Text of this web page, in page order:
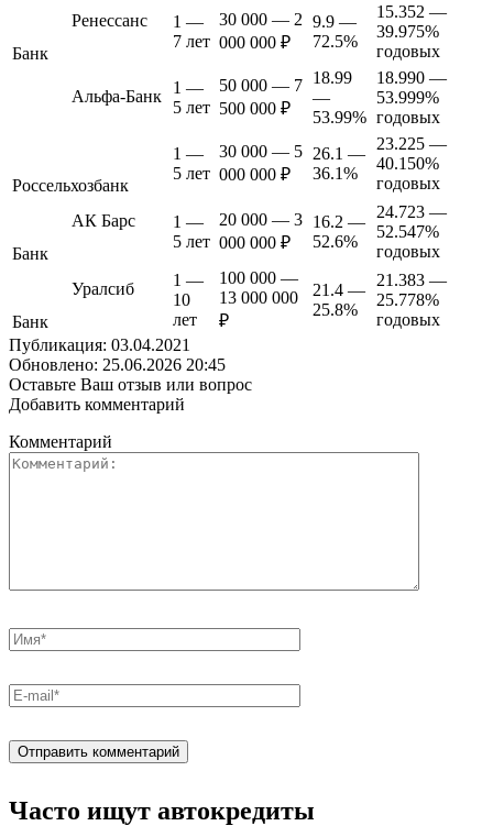
Ренессанс
Банк
1 —
7 лет
30 000 — 2
000 000 ₽
9.9 —
72.5%
15.352 —
39.975%
годовых
Альфа-Банк
1 —
5 лет
50 000 — 7
500 000 ₽
18.99
—
53.99%
18.990 —
53.999%
годовых
Россельхозбанк
1 —
5 лет
30 000 — 5
000 000 ₽
26.1 —
36.1%
23.225 —
40.150%
годовых
АК Барс
Банк
1 —
5 лет
20 000 — 3
000 000 ₽
16.2 —
52.6%
24.723 —
52.547%
годовых
Уралсиб
Банк
1 —
10
лет
100 000 —
13 000 000
₽
21.4 —
25.8%
21.383 —
25.778%
годовых
Публикация: 03.04.2021
Обновлено: 25.06.2026 20:45
Оставьте Ваш отзыв или вопрос
Добавить комментарий
Комментарий
Часто ищут автокредиты